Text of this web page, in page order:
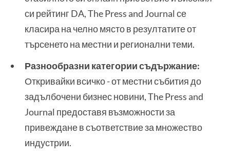
си рейтинг DA, The Press and Journal се
класира на челно място в резултатите от
търсенето на местни и регионални теми.
Разнообразни категории съдържание:
Откривайки всичко - от местни събития до
задълбочени бизнес новини, The Press and
Journal предоставя възможности за
привеждане в съответствие за множество
индустрии.